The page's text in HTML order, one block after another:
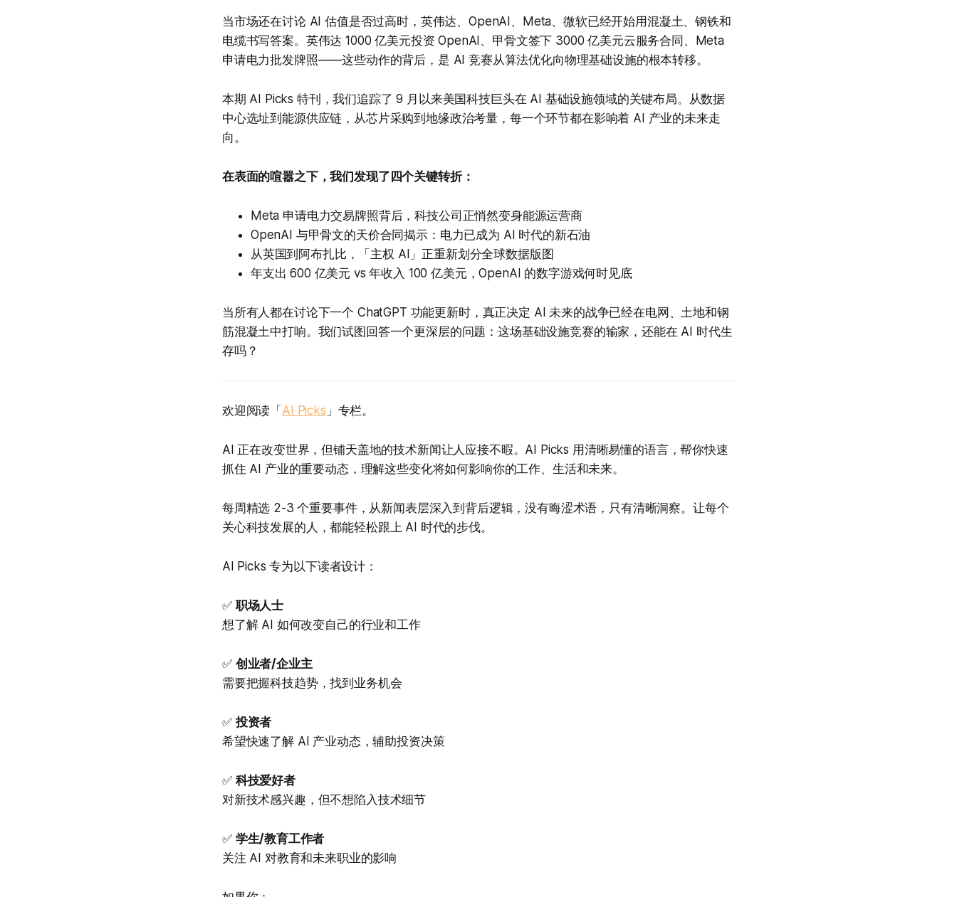
当市场还在讨论 AI 估值是否过高时，英伟达、OpenAI、Meta、微软已经开始用混凝土、钢铁和
电缆书写答案。英伟达 1000 亿美元投资 OpenAI、甲骨文签下 3000 亿美元云服务合同、Meta
申请电力批发牌照——这些动作的背后，是 AI 竞赛从算法优化向物理基础设施的根本转移。
本期 AI Picks 特刊，我们追踪了 9 月以来美国科技巨头在 AI 基础设施领域的关键布局。从数据
中心选址到能源供应链，从芯片采购到地缘政治考量，每一个环节都在影响着 AI 产业的未来走
向。
在表面的喧嚣之下，我们发现了四个关键转折：
Meta 申请电力交易牌照背后，科技公司正悄然变身能源运营商
OpenAI 与甲骨文的天价合同揭示：电力已成为 AI 时代的新石油
从英国到阿布扎比，「主权 AI」正重新划分全球数据版图
年支出 600 亿美元 vs 年收入 100 亿美元，OpenAI 的数字游戏何时见底
当所有人都在讨论下一个 ChatGPT 功能更新时，真正决定 AI 未来的战争已经在电网、土地和钢
筋混凝土中打响。我们试图回答一个更深层的问题：这场基础设施竞赛的输家，还能在 AI 时代生
存吗？
欢迎阅读「AI Picks 」专栏。
AI 正在改变世界，但铺天盖地的技术新闻让人应接不暇。AI Picks 用清晰易懂的语言，帮你快速
抓住 AI 产业的重要动态，理解这些变化将如何影响你的工作、生活和未来。
每周精选 2-3 个重要事件，从新闻表层深入到背后逻辑，没有晦涩术语，只有清晰洞察。让每个
关心科技发展的人，都能轻松跟上 AI 时代的步伐。
AI Picks 专为以下读者设计：
✅ 职场人士
想了解 AI 如何改变自己的行业和工作
✅ 创业者/企业主
需要把握科技趋势，找到业务机会
✅ 投资者
希望快速了解 AI 产业动态，辅助投资决策
✅ 科技爱好者
对新技术感兴趣，但不想陷入技术细节
✅ 学生/教育工作者
关注 AI 对教育和未来职业的影响